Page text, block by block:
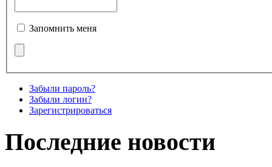
Запомнить меня
Забыли пароль?
Забыли логин?
Зарегистрироваться
Последние новости